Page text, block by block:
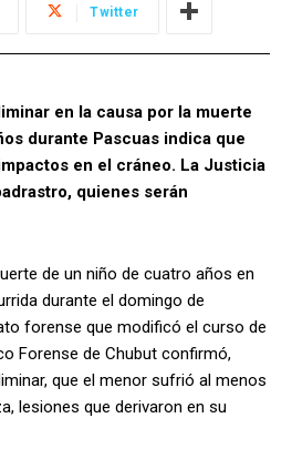
Twitter
en la causa por la muerte
durante Pascuas indica que
en el cráneo. La Justicia
quienes serán
de un niño de cuatro años en
durante el domingo de
forense que modificó el curso de
Forense de Chubut confirmó,
que el menor sufrió al menos
lesiones que derivaron en su